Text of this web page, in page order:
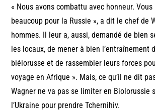
« Nous avons combattu avec honneur.
beaucoup pour la Russie », a dit le chef de
hommes. Il leur a, aussi, demandé de bien
les locaux, de mener à bien l’entraînement
biélorusse et de rassembler leurs forces
voyage en Afrique ». Mais, ce qu’il ne dit
Wagner ne va pas se limiter en Biolorussie
l’Ukraine pour prendre Tchernihiv.